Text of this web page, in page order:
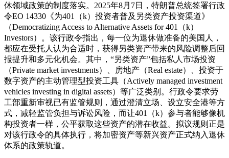
休领域政策的制度落实。2025年8月7日，特朗普总统签署行政
令EO 14330《为401（k）投资者普及另类资产投资渠道》
（Democratizing Access to Alternative Assets for 401（k）
Investors）。该行政令指出，每一位为退休做准备的美国人，
都应在受托人认为合适时，获得另类资产带来的风险调整后回
报提升和多元化机会。其中，“另类资产”包括私人市场投资
（Private market investments）、房地产（Real estate）、投资于
数字资产的主动管理型投资工具（Actively managed investment
vehicles investing in digital assets）等广泛类别。行政令要求劳
工部重新审视已有监管规则，通过澄清立场、设立安全港等方
式，减轻监管负担与诉讼风险，而让401（k）参与者能够像机
构投资者一样，公平获取这些资产的潜在收益。拟议规则正是
对该行政令的具体执行，将加密资产等新兴资产正式纳入退休
体系的政策轨道。